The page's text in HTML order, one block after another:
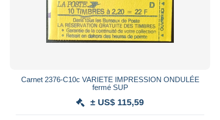
Carnet 2376-C10c VARIETE IMPRESSION ONDULÉE
fermé SUP
± US$ 115,59